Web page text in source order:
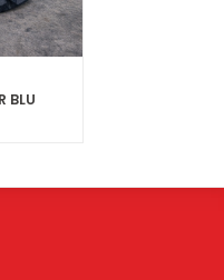
BLU